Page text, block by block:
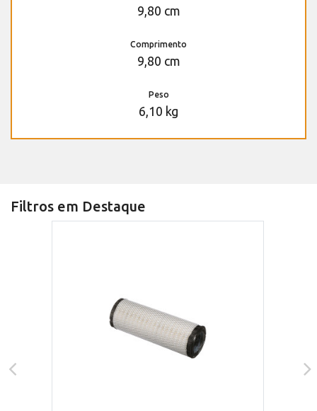
9,80 cm
Comprimento
9,80 cm
Peso
6,10 kg
Filtros em Destaque